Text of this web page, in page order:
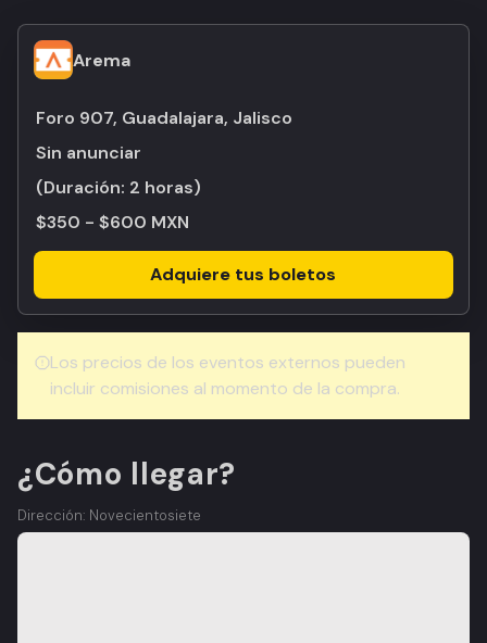
Arema
Foro 907, Guadalajara, Jalisco
Sin anunciar
(Duración: 2 horas)
$350 - $600 MXN
Adquiere tus boletos
Los precios de los eventos externos pueden
incluir comisiones al momento de la compra.
¿Cómo llegar?
Dirección: Novecientosiete